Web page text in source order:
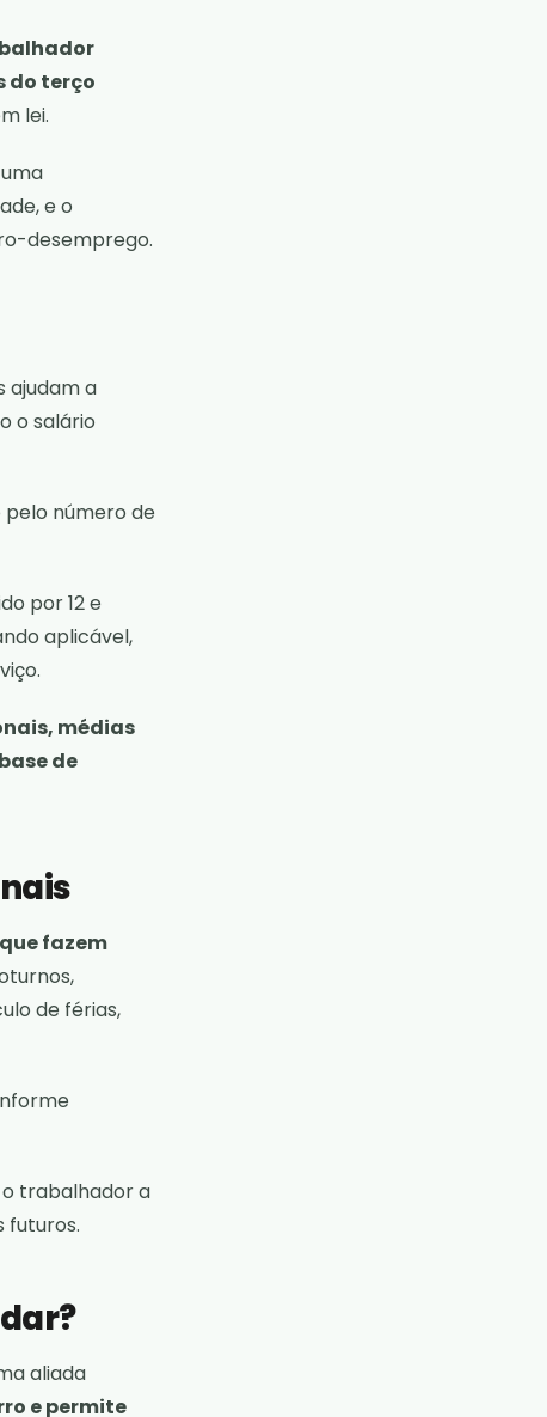
do terço
lei.
e o
desemprego.
ajudam a
o salário
pelo número de
por 12 e
aplicável,
médias
de
fazem
de férias,
o trabalhador a
futuros.
aliada
e permite